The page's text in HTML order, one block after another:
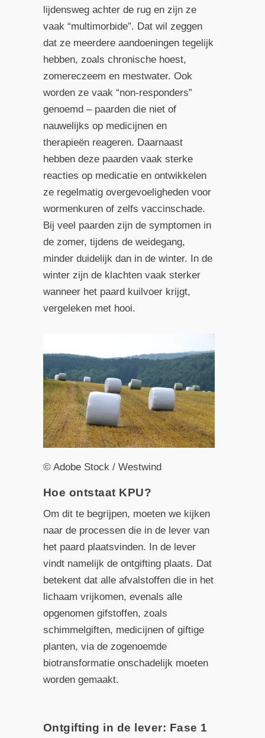
lijdensweg achter de rug en zijn ze
vaak “multimorbide”. Dat wil zeggen
dat ze meerdere aandoeningen tegelijk
hebben, zoals chronische hoest,
zomereczeem en mestwater. Ook
worden ze vaak “non-responders”
genoemd – paarden die niet of
nauwelijks op medicijnen en
therapieën reageren. Daarnaast
hebben deze paarden vaak sterke
reacties op medicatie en ontwikkelen
ze regelmatig overgevoeligheden voor
wormenkuren of zelfs vaccinschade.
Bij veel paarden zijn de symptomen in
de zomer, tijdens de weidegang,
minder duidelijk dan in de winter. In de
winter zijn de klachten vaak sterker
wanneer het paard kuilvoer krijgt,
vergeleken met hooi.
© Adobe Stock / Westwind
Hoe ontstaat KPU?
Om dit te begrijpen, moeten we kijken
naar de processen die in de lever van
het paard plaatsvinden. In de lever
vindt namelijk de ontgifting plaats. Dat
betekent dat alle afvalstoffen die in het
lichaam vrijkomen, evenals alle
opgenomen gifstoffen, zoals
schimmelgiften, medicijnen of giftige
planten, via de zogenoemde
biotransformatie onschadelijk moeten
worden gemaakt.
Ontgifting in de lever: Fase 1